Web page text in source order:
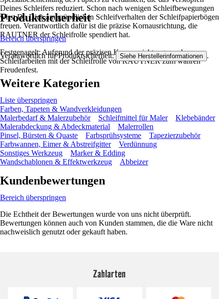
Deines Schleifers reduziert. Schon nach wenigen Schleifbewegungen
wirst Du Dich am gründlichen Schleifverhalten der Schleifpapierbögen
freuen. Verantwortlich dafür ist die präzise Kornausrichtung, die
RAUTNER der Schleifrolle spendiert hat.
Festgenagelt: Aufgrund der präzisen Kornausrichtung werden
Schleifarbeiten mit der Schleifrolle von RAUTNER zum wahren
Freudenfest.
Produktsicherheit
Bereich überspringen
Verantwortlich für Produktsicherheit: Siehe Herstellerinformationen .
Weitere Kategorien
Liste überspringen
Farben, Tapeten & Wandverkleidungen
Malerbedarf & Malerzubehör
Schleifmittel für Maler
Klebebänder
Malerabdeckung & Abdeckmaterial
Malerrollen
Pinsel, Bürsten & Quaste
Farbsprühsysteme
Tapezierzubehör
Farbwannen, Eimer & Abstreifgitter
Verdünnung
Sonstiges Werkzeug
Marker & Edding
Wandschablonen & Effektwerkzeug
Abbeizer
Kundenbewertungen
Bereich überspringen
Die Echtheit der Bewertungen wurde von uns nicht überprüft.
Bewertungen können auch von Kunden stammen, die die Ware nicht
nachweislich genutzt oder gekauft haben.
Zahlarten